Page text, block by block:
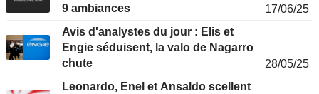
9 ambiances
17/06/25
Avis d'analystes du jour : Elis et
Engie séduisent, la valo de Nagarro
chute
28/05/25
Leonardo, Enel et Ansaldo scellent